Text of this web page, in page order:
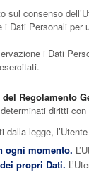
sul consenso
Dati Personali per
i Dati
Regolamento
diritti
legge,
ogni momento.
propri Dati.